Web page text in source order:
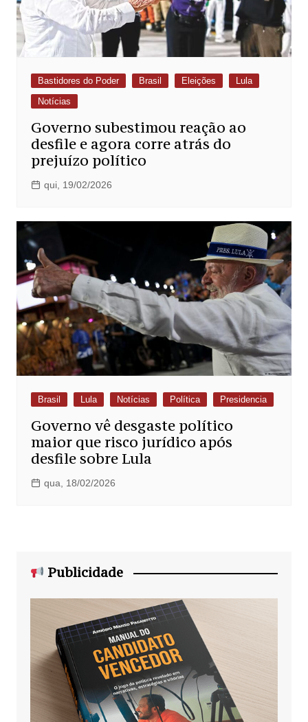
Bastidores do Poder Brasil Eleições
Lula
Notícias
Governo subestimou reação ao
desfile e agora corre atrás do
prejuízo político
qui, 19/02/2026
Brasil Lula Notícias Política Presidencia
Governo vê desgaste político
maior que risco jurídico após
desfile sobre Lula
qua, 18/02/2026
Publicidade